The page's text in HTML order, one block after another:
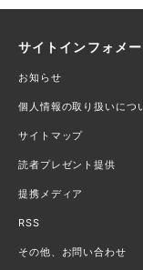
サイトインフォメ
お知らせ
個人情報の取り扱いにつ
サイトマップ
読者プレゼント提供
提携メディア
RSS
その他、お問い合わせ